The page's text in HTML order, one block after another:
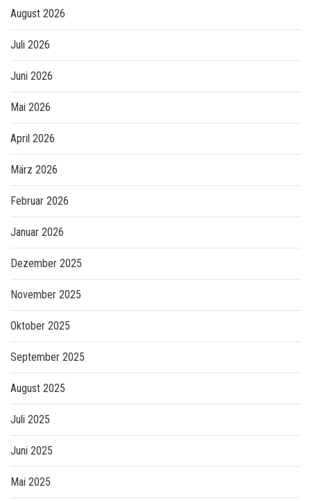
August 2026
Juli 2026
Juni 2026
Mai 2026
April 2026
März 2026
Februar 2026
Januar 2026
Dezember 2025
November 2025
Oktober 2025
September 2025
August 2025
Juli 2025
Juni 2025
Mai 2025